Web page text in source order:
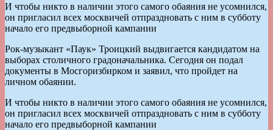
И чтобы никто в наличии этого самого обаяния не усомнился,
он пригласил всех москвичей отпраздновать с ним в субботу
начало его предвыборной кампании
Рок-музыкант «Паук» Троицкий выдвигается кандидатом на
выборах столичного градоначальника. Сегодня он подал
документы в Мосгоризбирком и заявил, что пройдет на
личном обаянии.
И чтобы никто в наличии этого самого обаяния не усомнился,
он пригласил всех москвичей отпраздновать с ним в субботу
начало его предвыборной кампании